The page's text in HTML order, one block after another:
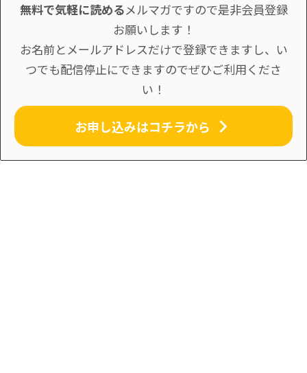
無料で気軽に読めるメルマガですので是非会員登録
お願いします！
お名前とメールアドレスだけで登録できますし、い
つでも配信停止にできますのでぜひご利用くださ
い！
お申し込みはコチラから